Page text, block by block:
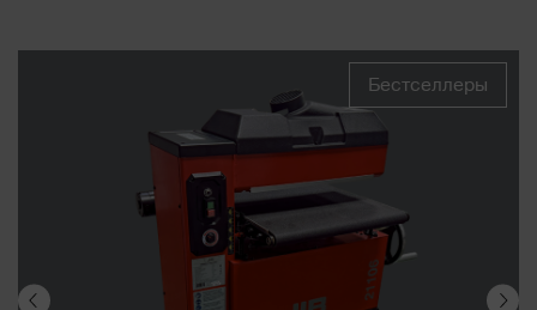
Бестселлеры